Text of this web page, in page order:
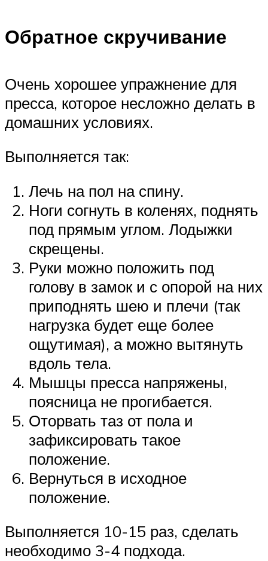
Обратное скручивание
Очень хорошее упражнение для
пресса, которое несложно делать в
домашних условиях.
Выполняется так:
Лечь на пол на спину.
Ноги согнуть в коленях, поднять
под прямым углом. Лодыжки
скрещены.
Руки можно положить под
голову в замок и с опорой на них
приподнять шею и плечи (так
нагрузка будет еще более
ощутимая), а можно вытянуть
вдоль тела.
Мышцы пресса напряжены,
поясница не прогибается.
Оторвать таз от пола и
зафиксировать такое
положение.
Вернуться в исходное
положение.
Выполняется 10-15 раз, сделать
необходимо 3-4 подхода.